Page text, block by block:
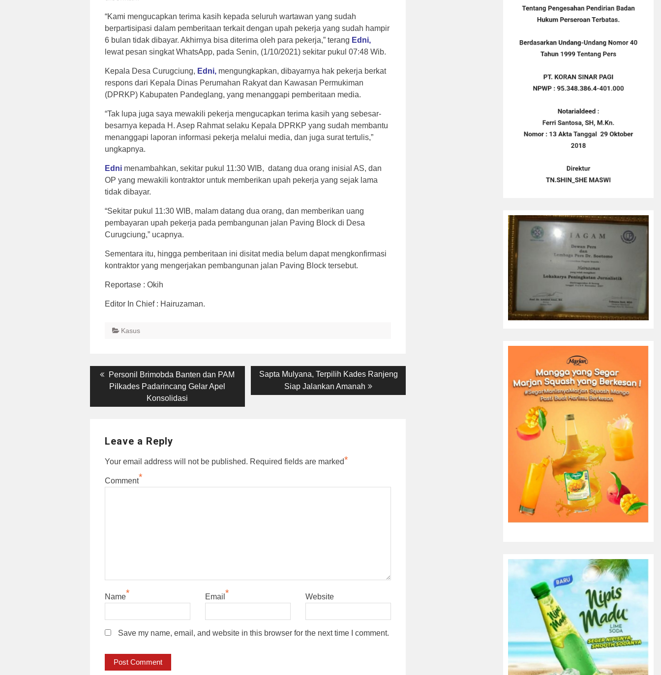
“Kami mengucapkan terima kasih kepada seluruh wartawan yang sudah
berpartisipasi dalam pemberitaan terkait dengan upah pekerja yang sudah hampir
6 bulan tidak dibayar. Akhirnya bisa diterima oleh para pekerja,” terang Edni,
lewat pesan singkat WhatsApp, pada Senin, (1/10/2021) sekitar pukul 07:48 Wib.
Kepala Desa Curugciung, Edni, mengungkapkan, dibayarnya hak pekerja berkat
respons dari Kepala Dinas Perumahan Rakyat dan Kawasan Permukiman
(DPRKP) Kabupaten Pandeglang, yang menanggapi pemberitaan media.
“Tak lupa juga saya mewakili pekerja mengucapkan terima kasih yang sebesar-
besarnya kepada H. Asep Rahmat selaku Kepala DPRKP yang sudah membantu
menanggapi laporan informasi pekerja melalui media, dan juga surat tertulis,”
ungkapnya.
Edni menambahkan, sekitar pukul 11:30 WIB, datang dua orang inisial AS, dan
OP yang mewakili kontraktor untuk memberikan upah pekerja yang sejak lama
tidak dibayar.
“Sekitar pukul 11:30 WIB, malam datang dua orang, dan memberikan uang
pembayaran upah pekerja pada pembangunan jalan Paving Block di Desa
Curugciung,” ucapnya.
Sementara itu, hingga pemberitaan ini disitat media belum dapat mengkonfirmasi
kontraktor yang mengerjakan pembangunan jalan Paving Block tersebut.
Reportase : Okih
Editor In Chief : Hairuzaman.
Kasus
Post
navigation
Previous
post:
Personil Brimobda Banten dan PAM
Pilkades Padarincang Gelar Apel
Konsolidasi
Next
Sapta Mulyana, Terpilih Kades Ranjeng
Siap Jalankan Amanah
Leave a Reply
Your email address will not be published. Required fields are marked*
Comment*
Name* Email * Website
Save my name, email, and website in this browser for the next time I comment.